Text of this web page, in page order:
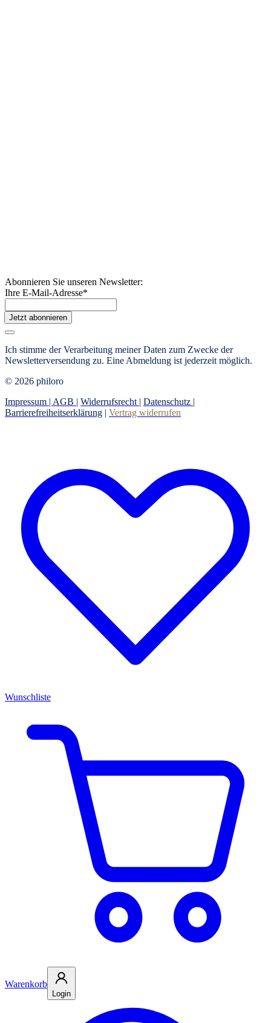
Abonnieren Sie unseren Newsletter:
Ihre E-Mail-Adresse*
Jetzt abonnieren
Ich stimme der Verarbeitung meiner Daten zum Zwecke der
Newsletterversendung zu. Eine Abmeldung ist jederzeit möglich.
© 2026 philoro
Impressum | AGB | Widerrufsrecht | Datenschutz |
Barrierefreiheitserklärung | Vertrag widerrufen
Wunschliste
Warenkorb
Login